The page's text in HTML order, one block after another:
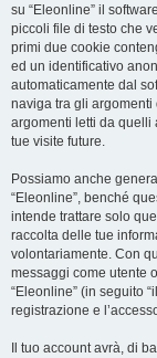
su “Eleonline” il
piccoli file di testo che
primi due cookie
ed un identificativo
automaticamente dal
naviga tra gli argomenti
argomenti letti da quelli
tue visite future.
Possiamo anche
“Eleonline”, benché
intende trattare solo
raccolta delle tue
volontariamente. Con
messaggi come utente
“Eleonline” (in seguito
registrazione e
Il tuo account avrà, di